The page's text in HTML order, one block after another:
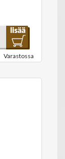
Varastossa